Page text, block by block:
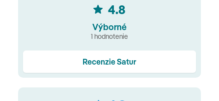
4km • medzinárodné letisko Heraklion 75 km
piesočnatá pláž priamo pred hotelom • slnečníky,
ležadlá a plážové uteráky (zdarma) • vodné športy za
poplatok - plachtenie, surfovanie, vodné lyžovanie,
4.8
Výborné
1 hodnotenie
Recenzie Satur